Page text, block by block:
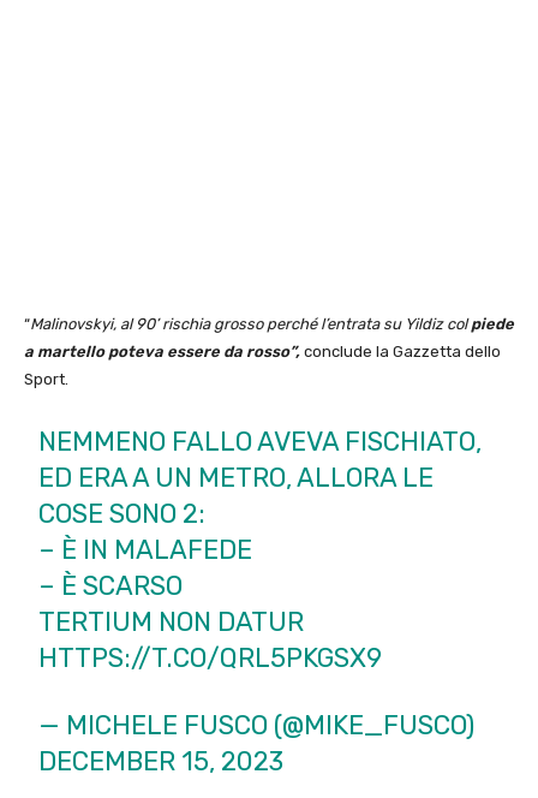
“Malinovskyi, al 90’ rischia grosso perché l’entrata su Yildiz colpiede
a martello poteva essere da rosso”, conclude la Gazzetta dello
Sport.
NEMMENO FALLO AVEVA FISCHIATO,
ED ERA A UN METRO, ALLORA LE
COSE SONO 2:
– È IN MALAFEDE
– È SCARSO
TERTIUM NON DATUR
HTTPS://T.CO/QRL5PKGSX9
— MICHELE FUSCO (@MIKE_FUSCO)
DECEMBER 15, 2023